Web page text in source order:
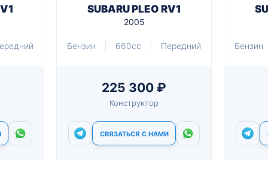
SUBARU PLEO RV1
2005
Бензин 660cc Передний
225 300 ₽
Конструктор
СВЯЗАТЬСЯ С НАМИ
Бензин